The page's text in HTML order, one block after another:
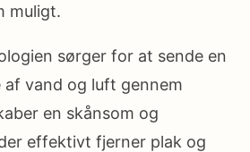
muligt.
sørger for at sende en
af vand og luft gennem
en skånsom og
effektivt fjerner plak og